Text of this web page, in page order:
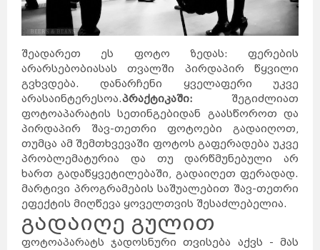
შეადარეთ ეს ფოტო ზედას: ფერების
არარსებობიასას თვალში პირდაპირ წყვილი
გვხვდება. დანარჩენი ყველაფერი უკვე
არასაინტერესოა.პრაქტიკაში: შეგიძლიათ
ფოტოაპარატის სეთინგებიდან გაასწოროთ და
პირდაპირ შავ-თეთრი ფოტოები გადაიღოთ,
თუმცა ამ შემთხვევაში ფოტოს გაფერადება უკვე
პრობლემატურია და თუ დარწმუნებული არ
ხართ გადაწყვეტილებაში, გადაიღეთ ფერადად.
მარტივი პროგრამების საშუალებით შავ-თეთრი
ეფექტის მიღწევა ყოველთვის შესაძლებელია.
გადაიღე გულით
ფოტოაპარატს ჯადოსნური თვისება აქვს - მას